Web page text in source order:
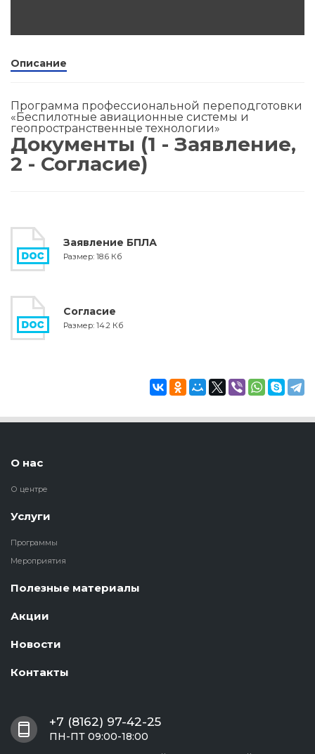
Описание
Программа профессиональной переподготовки
«Беспилотные авиационные системы и
геопространственные технологии»
Документы (1 - Заявление,
2 - Согласие)
Заявление БПЛА
Размер: 18.6 Кб
Согласие
Размер: 14.2 Кб
О нас
О центре
Услуги
Программы
Мероприятия
Полезные материалы
Акции
Новости
Контакты
+7 (8162) 97-42-25
ПН-ПТ 09:00-18:00